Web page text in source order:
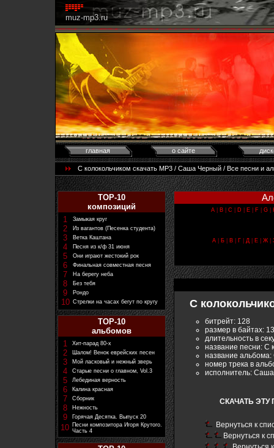
muz-mp3.ru
главная о сайте
С колокольчиком скачать MP3 / Саша Черный / Все песни и
TOP-10
композиций
1
Замыкая круг
2 Из вагантов (Песенка студента)
3 Ветка Каштана
4 Песня из к/ф 31 июня
5 Они играют жестокий рок
6 Финальная совместная песня
7 На берегу неба
8 Без тебя
9 Рондо
10 Стрелки на часах бегут по кругу
TOP-10
альбомов
1
Хит-парад 80-х
2 Шалом! Венок еврейских песен
3 Мой ласковый и нежный зверь
4 Старые песни о главном, Vol.3
5 Лебединая верность
6 Калина красная
7 Сборник
8 Нежность
9 Горячая Десятка. Выпуск 20
10 Песни композитора Игоря Крутого.
Часть 4
A B C D E F G
А| Б| В| Г| Д| Е| Ж|
С
битрейт: 128
размер в байтах:
длительность в
название песни: С
название альбома:
номер трека в
исполнитель:
СКАЧАТЬ ЭТУ
Вернуться к
Вернуться к